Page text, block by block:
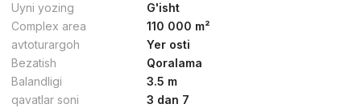
Uyni yozing
G'isht
Complex area
110 000 m²
avtoturargoh
Yer osti
Bezatish
Qoralama
Balandligi
3.5 m
qavatlar soni
3 dan 7